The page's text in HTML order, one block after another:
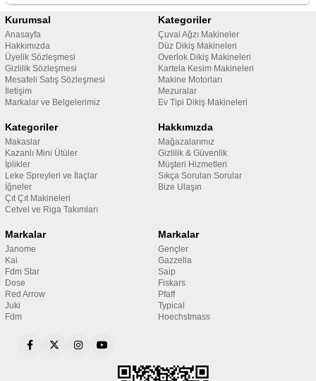
Kurumsal
Anasayfa
Hakkımızda
Üyelik Sözleşmesi
Gizlilik Sözleşmesi
Mesafeli Satış Sözleşmesi
İletişim
Markalar ve Belgelerimiz
Kategoriler
Çuval Ağzı Makineler
Düz Dikiş Makineleri
Overlok Dikiş Makineleri
Kartela Kesim Makineleri
Makine Motorları
Mezuralar
Ev Tipi Dikiş Makineleri
Kategoriler
Makaslar
Kazanlı Mini Ütüler
İplikler
Leke Spreyleri ve İlaçlar
İğneler
Çıt Çıt Makineleri
Cetvel ve Riga Takımları
Hakkımızda
Mağazalarımız
Gizlilik & Güvenlik
Müşteri Hizmetleri
Sıkça Sorulan Sorular
Bize Ulaşın
Markalar
Janome
Kai
Fdm Star
Dose
Red Arrow
Juki
Fdm
Markalar
Gençler
Gazzella
Saip
Fiskars
Pfaff
Typical
Hoechstmass